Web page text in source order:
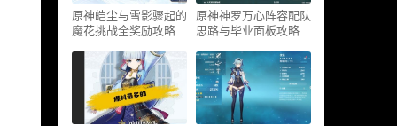
原神皑尘与雪影骤起的
魔花挑战全奖励攻略
原神神罗万心阵容配队
思路与毕业面板攻略